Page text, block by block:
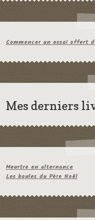
Commencer un essai offert
Mes derniers
Meurtre en alternance
Les boules du Père Noël